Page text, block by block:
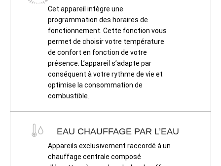
Cet appareil intègre une
programmation des horaires de
fonctionnement. Cette fonction vous
permet de choisir votre température
de confort en fonction de votre
présence. L’appareil s’adapte par
conséquent à votre rythme de vie et
optimise la consommation de
combustible.
EAU CHAUFFAGE PAR L’EAU
Appareils exclusivement raccordé à un
chauffage centrale composé